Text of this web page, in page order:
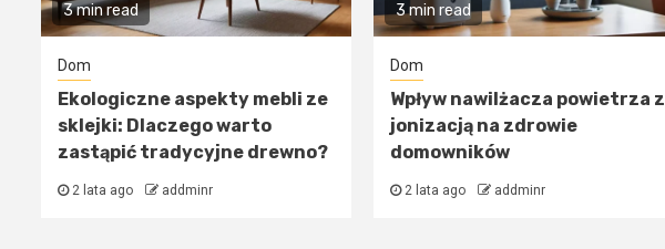
3 min read
Dom
Ekologiczne aspekty mebli ze
sklejki: Dlaczego warto
zastąpić tradycyjne drewno?
2 lata ago addminr
3 min read
Dom
Wpływ nawilżacza powietrza z
jonizacją na zdrowie
domowników
2 lata ago addminr